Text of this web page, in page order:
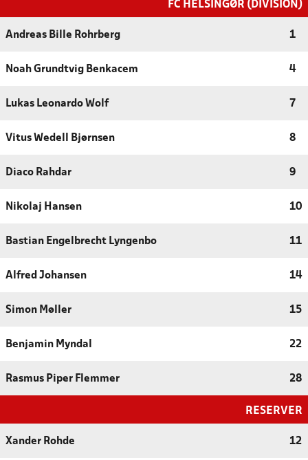
FC HELSINGØR (DIVISION)
Andreas Bille Rohrberg 1
Noah Grundtvig Benkacem 4
Lukas Leonardo Wolf 7
Vitus Wedell Bjørnsen 8
Diaco Rahdar 9
Nikolaj Hansen 10
Bastian Engelbrecht Lyngenbo 11
Alfred Johansen 14
Simon Møller 15
Benjamin Myndal 22
Rasmus Piper Flemmer 28
RESERVER
Xander Rohde 12